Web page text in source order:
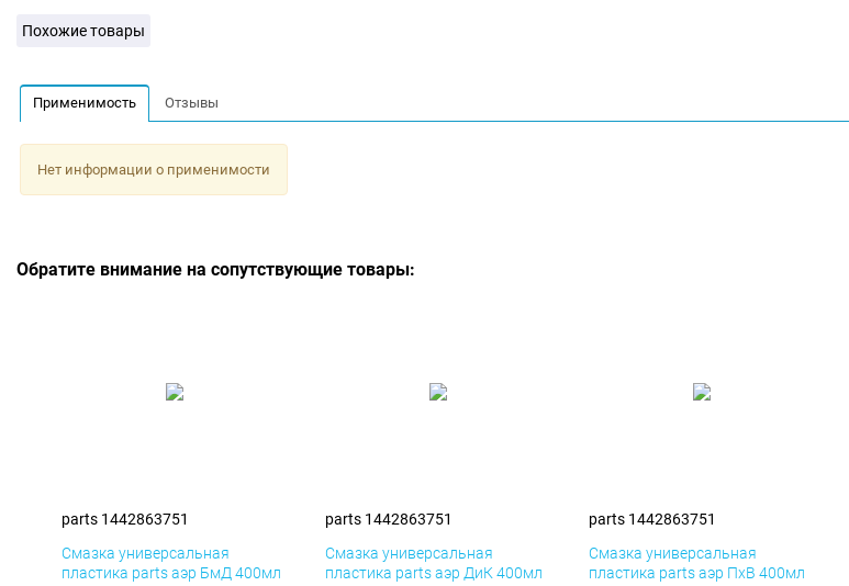
Похожие товары
Применимость Отзывы
Нет информации о применимости
Обратите внимание на сопутствующие товары:
parts 1442863751
Смазка универсальная
пластика parts аэр БмД 400мл
parts 1442863751
Смазка универсальная
пластика parts аэр ДиК 400мл
parts 1442863751
Смазка универсальная
пластика parts аэр ПхВ 400мл